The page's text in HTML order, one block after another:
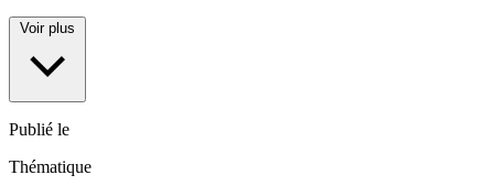
Voir plus
Publié le
Thématique